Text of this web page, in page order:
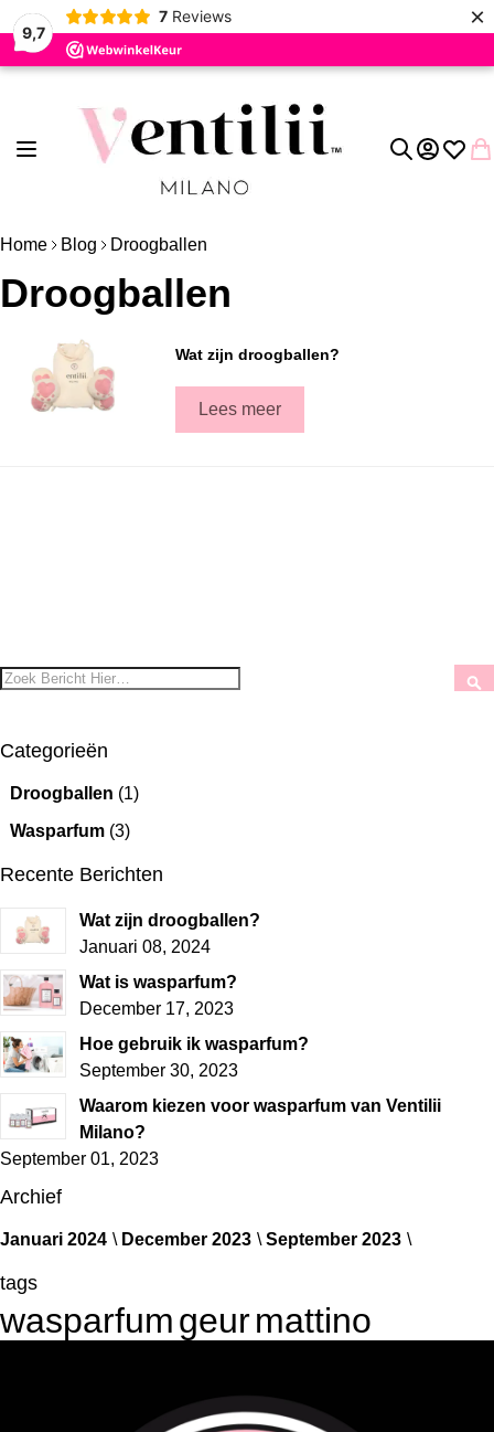
9,7
7 Reviews ×
Toggle Nav Account
Home Blog Droogballen
Droogballen
Wat zijn droogballen?
Lees meer
Zoek
Categorieën
Droogballen (1)
Wasparfum (3)
Recente Berichten
Wat zijn droogballen?
Januari 08, 2024
Wat is wasparfum?
December 17, 2023
Hoe gebruik ik wasparfum?
September 30, 2023
Waarom kiezen voor wasparfum van Ventilii
Milano?
September 01, 2023
Archief
Januari 2024 December 2023 September 2023
tags
wasparfumgeurmattino